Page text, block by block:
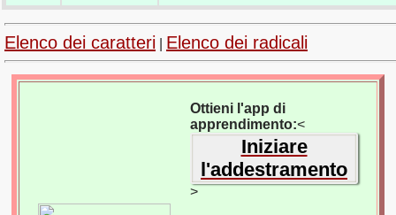
Elenco dei caratteri Elenco dei radicali
Ottieni l'app di
apprendimento:<
Iniziare
l'addestramento
>